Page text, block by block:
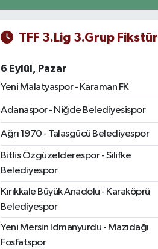
TFF 3.Lig 3.Grup Fikstür
6 Eylül, Pazar
Yeni Malatyaspor - Karaman FK
Adanaspor - Niğde Belediyesispor
Ağrı 1970 - Talasgücü Belediyespor
Bitlis Özgüzelderespor - Silifke
Belediyespor
Kırıkkale Büyük Anadolu - Karaköprü
Belediyespor
Yeni Mersin Idmanyurdu - Mazıdağı
Fosfatspor